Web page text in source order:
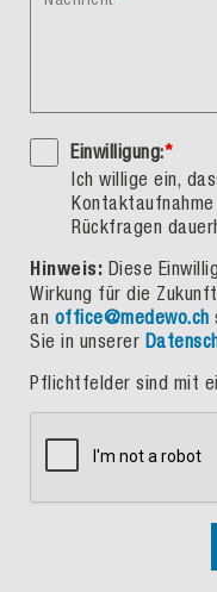
Einwilligung:*
Ich willige ein,
Rückfragen
Hinweis: Diese
Wirkung für die
an office@medewo.ch
Sie in unserer
Pflichtfelder sind mit